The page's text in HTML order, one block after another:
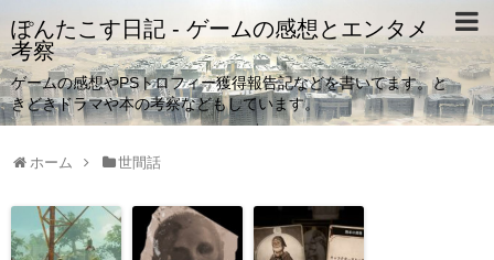
ぽんたこす日記 - ゲームの感想とエンタメ
考察
ゲームの感想やPSトロフィー獲得報告記などを書いてます。と
きどきドラマや本の考察などもしています。
ホーム 世間話